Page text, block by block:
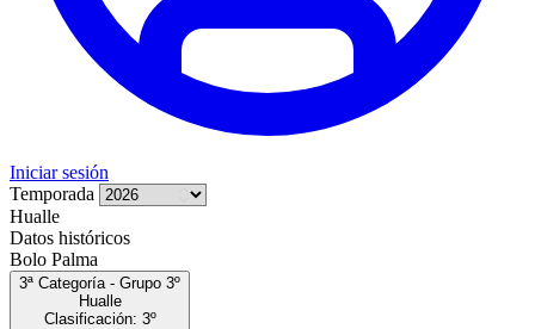
Iniciar sesión
Temporada
Hualle
Datos históricos
Bolo Palma
3ª Categoría - Grupo 3º
Hualle
Clasificación: 3º